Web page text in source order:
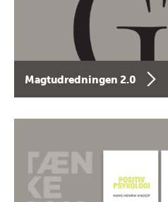
Magtudredningen 2.0